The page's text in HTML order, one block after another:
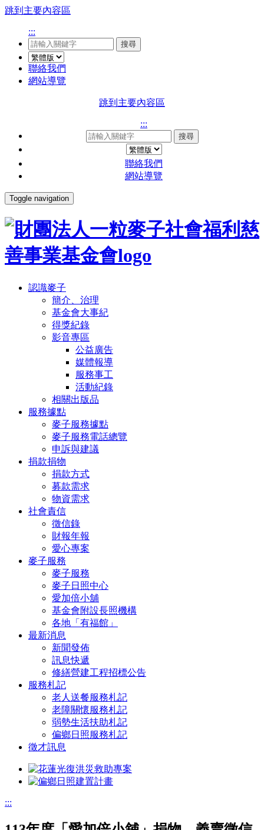
跳到主要內容區
:::
搜尋
聯絡我們
網站導覽
跳到主要內容區
:::
搜尋
聯絡我們
網站導覽
Toggle navigation
認識麥子
簡介、治理
基金會大事紀
得獎紀錄
影音專區
公益廣告
媒體報導
服務事工
活動紀錄
相關出版品
服務據點
麥子服務據點
麥子服務電話總覽
申訴與建議
捐款捐物
捐款方式
募款需求
物資需求
社會責信
徵信錄
財報年報
愛心專案
麥子服務
麥子服務
麥子日照中心
愛加倍小舖
基金會附設長照機構
各地「有福館」
最新消息
新聞發佈
訊息快遞
修繕營建工程招標公告
服務札記
老人送餐服務札記
老障關懷服務札記
弱勢生活扶助札記
偏鄉日照服務札記
徵才訊息
:::